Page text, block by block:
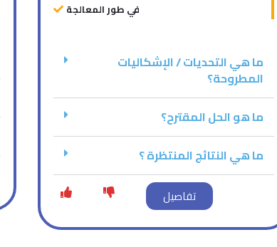
في طور المعالجة
ما هي التحديات / الإشكاليات
المطروحة؟
ما هو الحل المقترح؟
ما هي النتائج المنتظرة ؟
تفاصيل